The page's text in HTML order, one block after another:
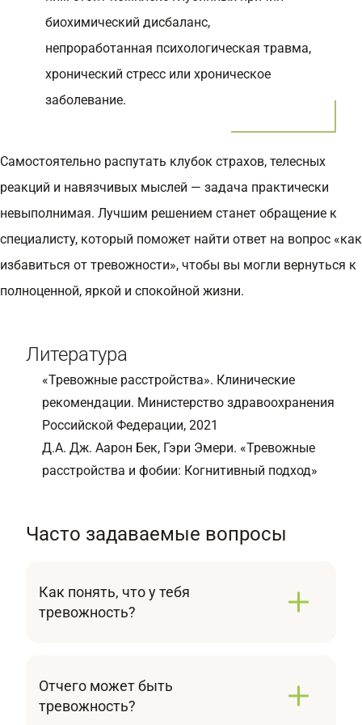
биохимический дисбаланс,
непроработанная психологическая травма,
хронический стресс или хроническое
заболевание.
Самостоятельно распутать клубок страхов, телесных
реакций и навязчивых мыслей — задача практически
невыполнимая. Лучшим решением станет обращение к
специалисту, который поможет найти ответ на вопрос «как
избавиться от тревожности», чтобы вы могли вернуться к
полноценной, яркой и спокойной жизни.
Литература
«Тревожные расстройства». Клинические
рекомендации. Министерство здравоохранения
Российской Федерации, 2021
Д.А. Дж. Аарон Бек, Гэри Эмери. «Тревожные
расстройства и фобии: Когнитивный подход»
Часто задаваемые вопросы
Как понять, что у тебя
тревожность?
которые невозможно контролировать, и они
сопровождаются физическими симптомами
Отчего может быть
тревожность?